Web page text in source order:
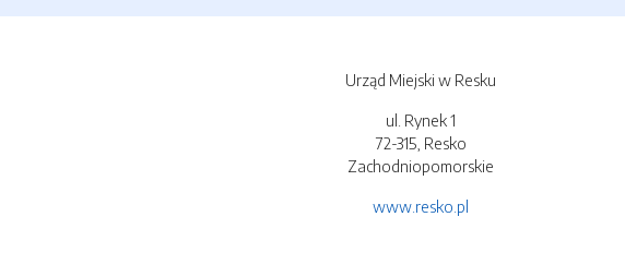
Urząd Miejski w Resku
ul. Rynek 1
72-315, Resko
Zachodniopomorskie
www.resko.pl